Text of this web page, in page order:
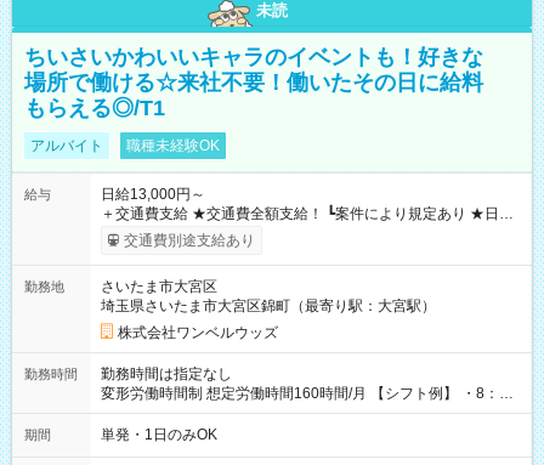
未読
ちいさいかわいいキャラのイベントも！好きな
場所で働ける☆来社不要！働いたその日に給料
もらえる◎/T1
アルバイト 職種未経験OK
給与
日給13,000円～
＋交通費支給 ★交通費全額支給！ ┗案件により規定あり ★日払
いOK！（規定あり） ┗働いたその日に現金GET♪ お仕事後はコ
ンビニATMから 日払い分を引き落とせます！ 【試用期間】試
交通費別途支給あり
勤務地
さいたま市大宮区
埼玉県さいたま市大宮区錦町（最寄り駅：大宮駅）
株式会社ワンベルウッズ
勤務時間
勤務時間は指定なし
変形労働時間制 想定労働時間160時間/月 【シフト例】 ・8：00
～21：00
期間 単発・1日のみOK